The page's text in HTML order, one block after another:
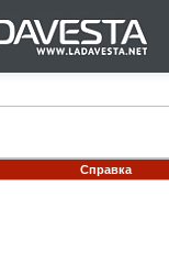
Справка